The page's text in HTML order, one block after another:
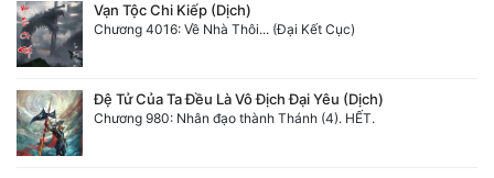
Vạn Tộc Chi Kiếp (Dịch)
Chương 4016: Về Nhà Thôi... (Đại Kết Cục)
Đệ Tử Của Ta Đều Là Vô Địch Đại Yêu (Dịch)
Chương 980: Nhân đạo thành Thánh (4). HẾT.